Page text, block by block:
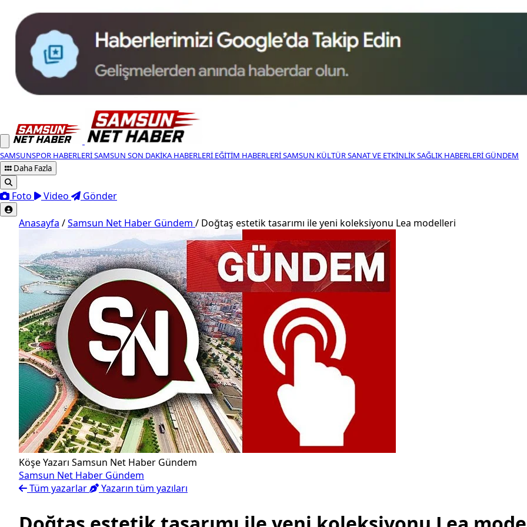
SAMSUNSPOR HABERLERISAMSUN SON DAKIKA HABERLERI EĞITIM HABERLERISAMSUN KÜLTÜR SANAT VE ETKINLIKSAĞLIK HABERLERIGÜNDEM
Daha Fazla
Foto Video Gönder
Anasayfa /Samsun Net Haber Gündem / Doğtaş estetik tasarımı ile yeni koleksiyonu Lea modelleri
Köşe Yazarı Samsun Net Haber Gündem
Samsun Net Haber Gündem
Tüm yazarlar
Yazarın tüm yazıları